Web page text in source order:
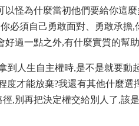
以怪為什麼當初他們要給你這
必須自己勇敢面對、勇敢承
好過一點之外,有什麼實質的幫
到人生自主權時,是不是就要
度才能放棄?我還有其他什麼
,別再把決定權交給別人了,該